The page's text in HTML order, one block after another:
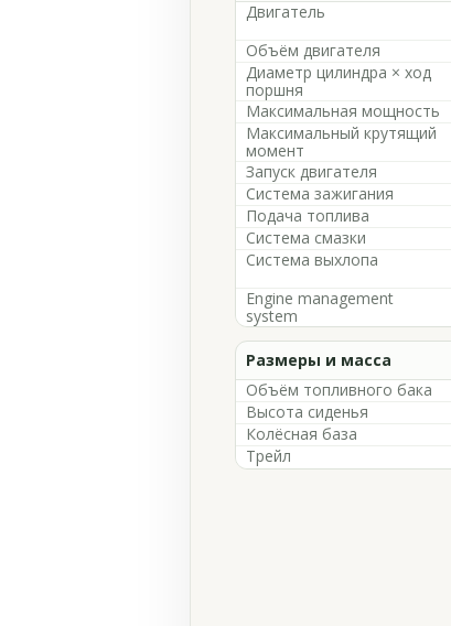
Двигатель
Объём двигателя
Диаметр цилиндра × ход
поршня
Максимальная мощность
Максимальный крутящий
момент
Запуск двигателя
Система зажигания
Подача топлива
Система смазки
Система выхлопа
Engine management
system
Размеры и масса
Объём топливного бака
Высота сиденья
Колёсная база
Трейл